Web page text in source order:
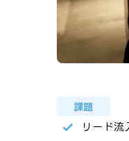
課題
リード流